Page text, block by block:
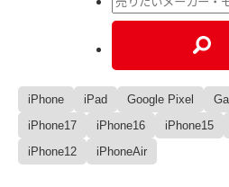
iPhone iPad Google Pixel
iPhone17
iPhone16 iPhone15
iPhone12
iPhoneAir